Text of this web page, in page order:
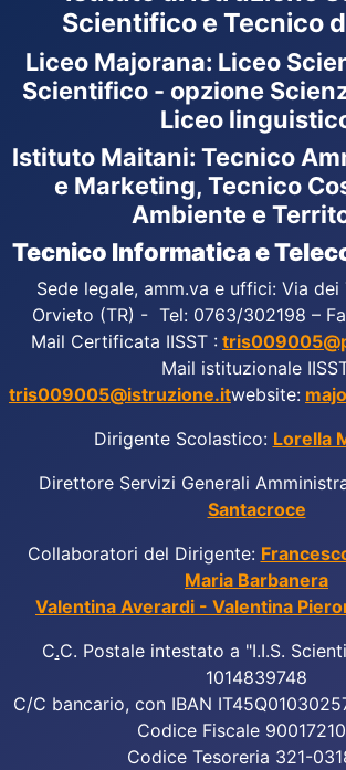
Scientifico e Tecnico
Liceo Majorana: Liceo
Scientifico - opzione
Liceo
Istituto Maitani: Tecnico
e Marketing, Tecnico
Ambiente e
Tecnico Informatica e
Sede legale, amm.va e uffici: Via
Orvieto (TR) - Tel: 0763/302198 –
Mail Certificata IISST :
Mail istituzionale
tris009005@istruzione.itwebsite:
Dirigente Scolastico: Lorella
Direttore Servizi Generali
Santacroce
Collaboratori del Dirigente:
Maria Barbanera
Valentina Averardi - Valentina
C.C. Postale intestato a "I.I.S.
1014839748
C/C bancario, con IBAN
Codice Fiscale
Codice Tesoreria 321-